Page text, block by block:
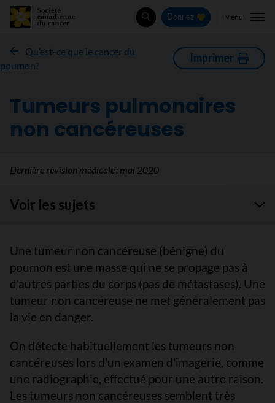
Rechercher
Donnez Menu
Qu’est-ce que le cancer du
poumon?
Imprimer
Tumeurs pulmonaires
non cancéreuses
Dernière révision médicale : mai 2020
Voir les sujets
Une tumeur non cancéreuse (bénigne) du
poumon est une masse qui ne se propage pas à
d'autres parties du corps (pas de métastases). Une
tumeur non cancéreuse ne met généralement pas
la vie en danger.
On détecte habituellement les tumeurs non
cancéreuses lors d'un examen d'imagerie, comme
une radiographie, effectué pour une autre raison.
Les tumeurs non cancéreuses semblent très